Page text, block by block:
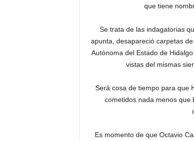
que tiene
Se trata de las indagatorias
apunta, desapareció carpetas
Autónoma del Estado de
vistas del mismas
Será cosa de tiempo para que
cometidos nada menos que
Es momento de que Octavio